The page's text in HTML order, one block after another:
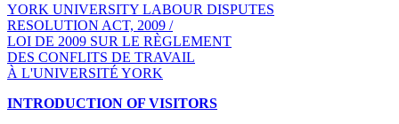
YORK UNIVERSITY LABOUR DISPUTES
RESOLUTION ACT, 2009 /
LOI DE 2009 SUR LE RÈGLEMENT
DES CONFLITS DE TRAVAIL
À L'UNIVERSITÉ YORK
INTRODUCTION OF VISITORS